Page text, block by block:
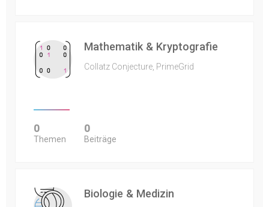
Mathematik & Kryptografie
Collatz Conjecture, PrimeGrid
0
Themen
0
Beiträge
Biologie & Medizin